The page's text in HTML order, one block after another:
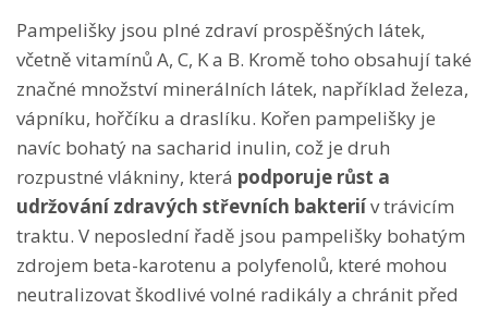
Pampelišky jsou plné zdraví prospěšných látek,
včetně vitamínů A, C, K a B. Kromě toho obsahují také
značné množství minerálních látek, například železa,
vápníku, hořčíku a draslíku. Kořen pampelišky je
navíc bohatý na sacharid inulin, což je druh
rozpustné vlákniny, která podporuje růst a
udržování zdravých střevních bakteriív trávicím
traktu. V neposlední řadě jsou pampelišky bohatým
zdrojem beta-karotenu a polyfenolů, které mohou
neutralizovat škodlivé volné radikály a chránit před